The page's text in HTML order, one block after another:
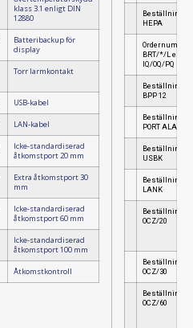
klass 3.1 enligt DIN
12880
Batteribackup för
display
Torr larmkontakt
USB-kabel
LAN-kabel
Icke-standardiserad
åtkomstport 20 mm
Extra åtkomstport 30
mm
Icke-standardiserad
åtkomstport 60 mm
Icke-standardiserad
åtkomstport 100 mm
Åtkomstkontroll
HEPA
BRT/*/L eller
IQ/OQ/PQ
BPP 12
PORT ALARM
USBK
LANK
OCZ/20
OCZ/30
OCZ/60